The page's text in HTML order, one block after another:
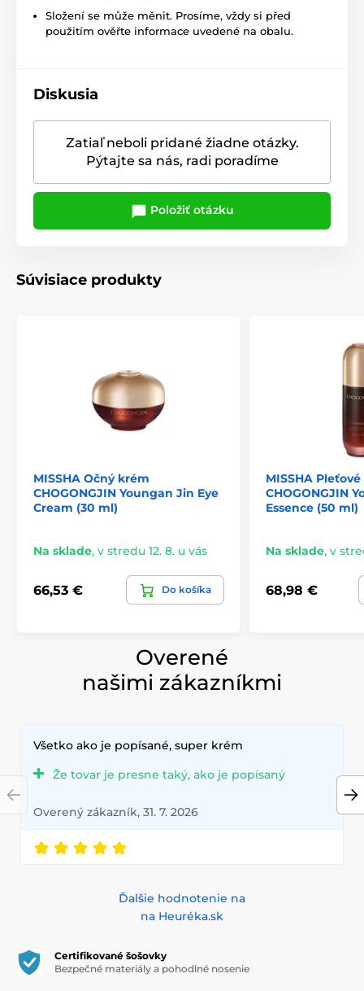
Složení se může měnit. Prosíme, vždy si před
použitím ověřte informace uvedené na obalu.
Diskusia
Zatiaľ neboli pridané žiadne otázky.
Pýtajte sa nás, radi poradíme
Položiť otázku
Súvisiace produkty
MISSHA Očný krém
CHOGONGJIN Youngan Jin Eye
Cream (30 ml)
Na sklade, v stredu 12. 8. u vás
66,53 € Do košíka
MISSHA
CHOGONGJIN
Essence (50 ml)
Na sklade, v
68,98 €
Overené
našimi zákazníkmi
Všetko ako je popísané, super krém
Že tovar je presne taký, ako je popísaný
Overený zákazník, 31. 7. 2026
Ďalšie hodnotenie na
na Heuréka.sk
Certifikované šošovky
Bezpečné materiály a pohodlné nosenie